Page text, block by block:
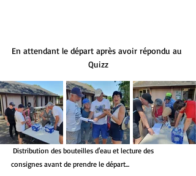
En attendant le départ après avoir répondu au
Quizz
consignes avant de prendre le départ...